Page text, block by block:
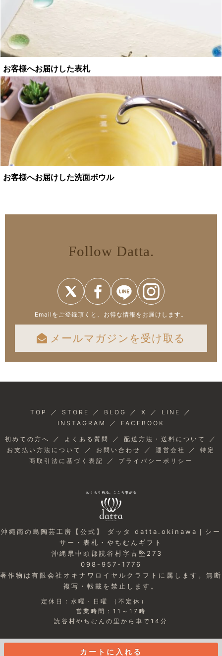
お客様へお届けした表札
お客様へお届けした洗面ボウル
Follow Datta.
Emailをご登録頂くと、お得な情報をお届けします。
メールマガジンを受け取る
TOP ／ STORE ／ BLOG ／ X ／ LINE ／
INSTAGRAM ／ FACEBOOK
初めての方へ ／ よくある質問 ／ 配送方法・送料について ／
お支払い方法について ／ お問い合わせ ／ 運営会社 ／ 特定
商取引法に基づく表記
／ プライバシーポリシー
沖縄南の島陶芸工房【公式】 ダッタ datta.okinawa｜シー
サー・表札・やちむんギフト
沖縄県中頭郡読谷村字古堅273
098-957-1776
著作物は有限会社オキナワロイヤルクラフトに属します。無断
複写・転載を禁止します。
定休日：水曜・日曜 （不定休）
営業時間：11～17時
読谷村やちむんの里から車で14分